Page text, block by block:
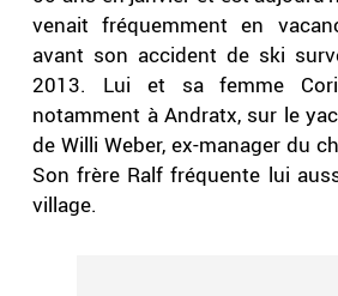
venait fréquemment en
avant son accident de ski
2013. Lui et sa femme
notamment à Andratx, sur le
de Willi Weber, ex-manager du
Son frère Ralf fréquente lui
village.